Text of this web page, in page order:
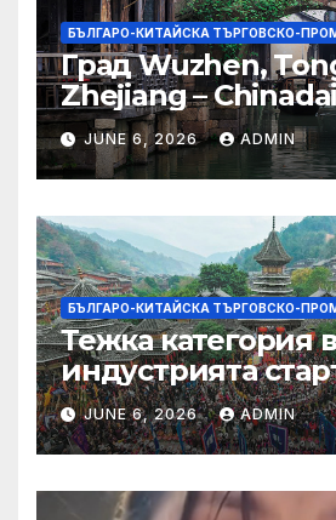
БЪЛГАРО-КИТАЙСКА ТЪРГОВСКО-
Град Wuzhen,
Zhejiang –
JUNE 6, 2026 ADMIN
БЪЛГАРО-КИТАЙСКА ТЪРГОВСКО-
Тежка категория в
индустрията
алианс за
слънчева енергия
JUNE 6, 2026 ADMIN